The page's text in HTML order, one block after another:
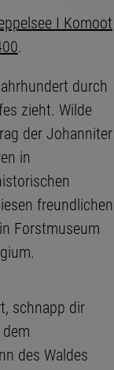
I Komoot
.
durch
zieht. Wilde
der Johanniter
in
freundlichen
Forstmuseum
schnapp dir
des Waldes